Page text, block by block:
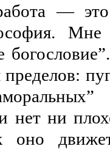
―
пределов:
нет ни
оно